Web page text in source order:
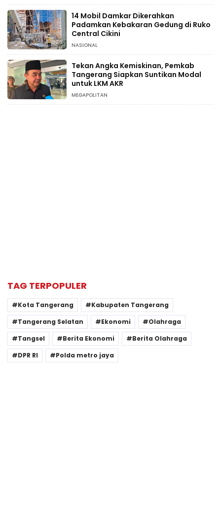
14 Mobil Damkar Dikerahkan
Padamkan Kebakaran Gedung di Ruko
Central Cikini
NASIONAL
Tekan Angka Kemiskinan, Pemkab
Tangerang Siapkan Suntikan Modal
untuk LKM AKR
MEGAPOLITAN
TAG TERPOPULER
Kota Tangerang
Kabupaten Tangerang
Tangerang Selatan
Ekonomi
Olahraga
Tangsel
Berita Ekonomi
Berita Olahraga
DPR RI
Polda metro jaya